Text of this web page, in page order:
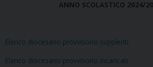
ANNO SCOLASTICO 2024/
Elenco diocesano provvisorio supplenti
Elenco diocesano provvisorio incaricati